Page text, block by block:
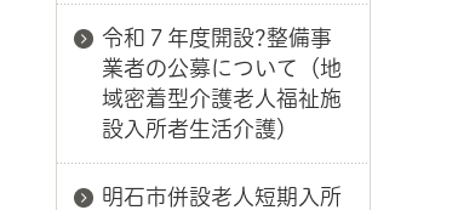
令和７年度開設?整備事
業者の公募について（地
域密着型介護老人福祉施
設入所者生活介護）
明石市併設老人短期入所